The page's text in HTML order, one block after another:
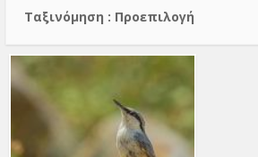
Тαξινόμηση : Προεπιλογή